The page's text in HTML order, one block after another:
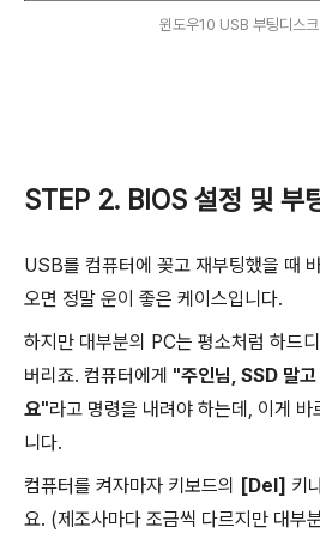
윈도우10 USB 부팅디스
STEP 2. BIOS 설정 및 부
USB를 컴퓨터에 꽂고 재부팅했을 때
오면 정말 운이 좋은 케이스입니다.
하지만 대부분의 PC는 평소처럼 하드
버리죠. 컴퓨터에게 "주인님, SSD 말고
요"라고 명령을 내려야 하는데, 이게
니다.
컴퓨터를 켜자마자 키보드의
[Del] 키
요. (제조사마다 조금씩 다르지만 대부